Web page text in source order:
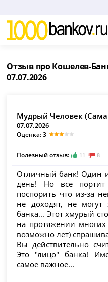
Отзыв про Кошелев-
07.07.2026
Мудрый Человек
07.07.2026
Оценка: 3
Полезный отзыв: 11 8
Отличный банк! Один
день! Но всё
поспорить что из-за
не доходят, не могут
банка... Этот хмурый
на протяжении
возможно лет)
Вы действительно
Это "лицо" банка!
самое важное...